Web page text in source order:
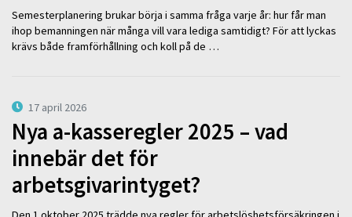
Semesterplanering brukar börja i samma fråga varje år: hur får man
ihop bemanningen när många vill vara lediga samtidigt? För att lyckas
krävs både framförhållning och koll på de …
17 april 2026
Nya a-kasseregler 2025 – vad
innebär det för
arbetsgivarintyget?